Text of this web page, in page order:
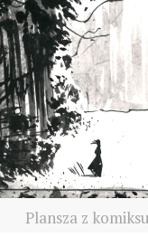
Plansza z